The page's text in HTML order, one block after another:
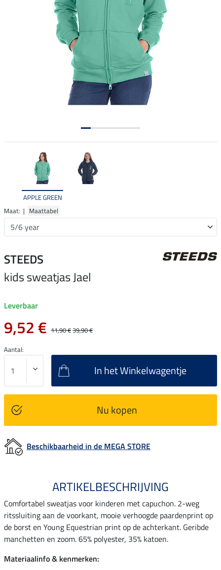
APPLE GREEN
Maat: | Maattabel
STEEDS
kids sweatjas Jael
Leverbaar
9,52 € 11,90 €39,90 €
Aantal:
In het Winkelwagentje
Nu kopen
Beschikbaarheid in de MEGA STORE
ARTIKELBESCHRIJVING
Comfortabel sweatjas voor kinderen met capuchon. 2-weg
ritssluiting aan de voorkant, mooie verhoogde paardenprint op
de borst en Young Equestrian print op de achterkant. Geribde
manchetten en zoom. 65% polyester, 35% katoen.
Materiaalinfo & kenmerken: